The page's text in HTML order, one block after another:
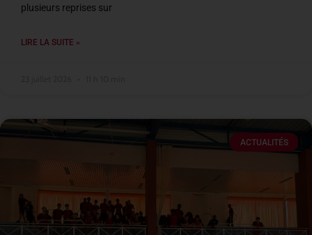
plusieurs reprises sur
LIRE LA SUITE »
ACTUALITÉS